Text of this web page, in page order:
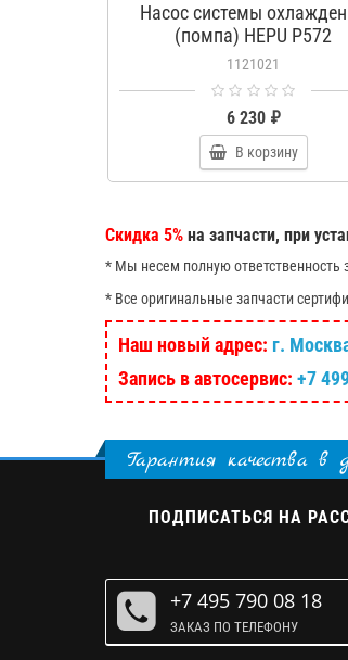
Насос системы
(помпа) HEPU P572
1121021
6 230 ₽
В корзину
Скидка 5% на запчасти, при
* Мы несем полную ответственность
* Все оригинальные запчасти
Наш новый адрес: г.
Запись в автосервис: +7
Гарантия качества в
ПОДПИСАТЬСЯ НА
+7 495 790 08 18
ЗАКАЗ ПО ТЕЛЕФОНУ